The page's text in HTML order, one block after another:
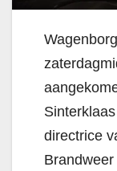
directrice